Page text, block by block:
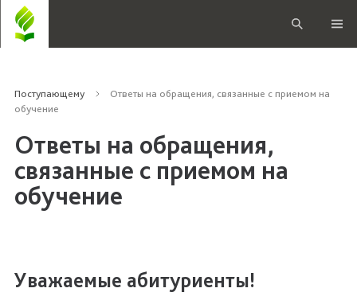
Поступающему
Ответы на обращения, связанные с приемом на
обучение
Ответы на обращения,
связанные с приемом на
обучение
Уважаемые абитуриенты!